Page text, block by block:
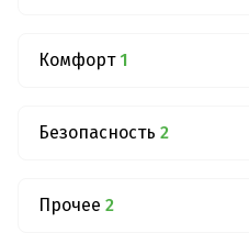
Комфорт 1
Безопасность 2
Прочее 2